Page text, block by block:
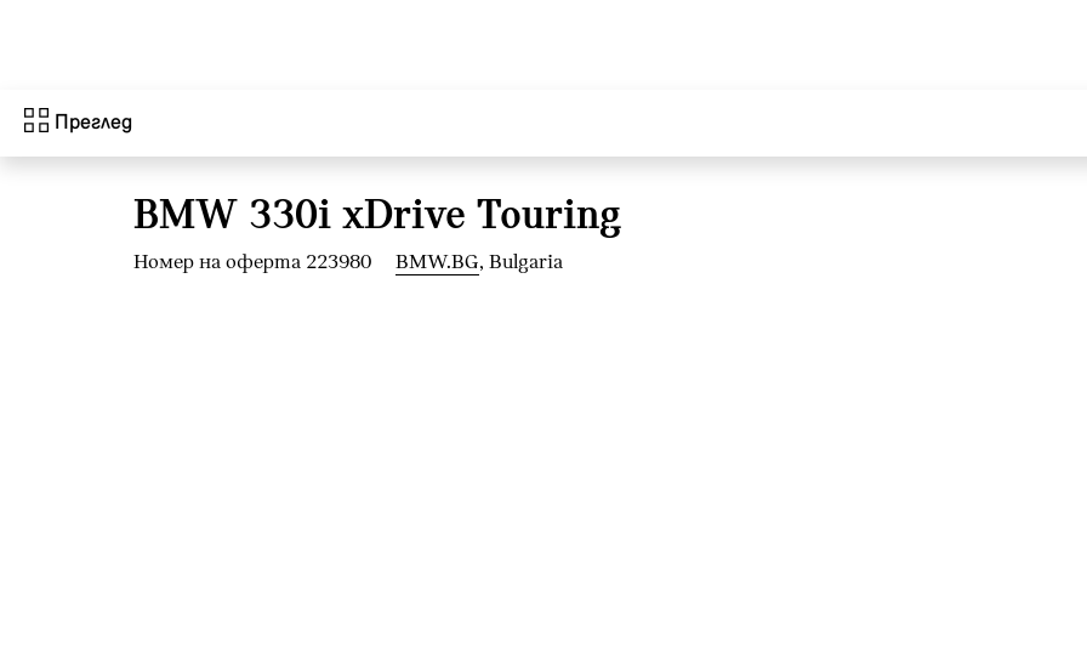
Преглед
BMW 330i xDrive Touring
Номер на оферта 223980 BMW.BG, Bulgaria